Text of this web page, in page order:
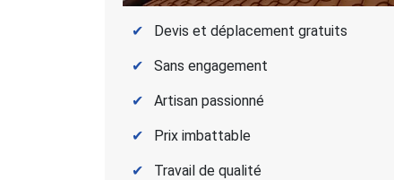
Devis et déplacement gratuits
Sans engagement
Artisan passionné
Prix imbattable
Travail de qualité